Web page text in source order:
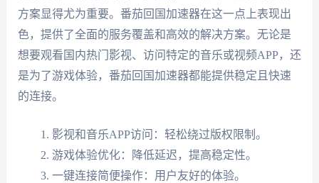
方案显得尤为重要。番茄回国加速器在这一点上表现出
色，提供了全面的服务覆盖和高效的解决方案。无论是
想要观看国内热门影视、访问特定的音乐或视频APP，还
是为了游戏体验，番茄回国加速器都能提供稳定且快速
的连接。
影视和音乐APP访问：轻松绕过版权限制。
游戏体验优化：降低延迟，提高稳定性。
一键连接简便操作：用户友好的体验。